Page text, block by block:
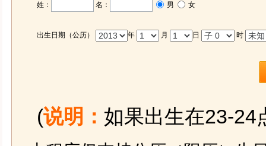
姓： 名： 男 女
出生日期（公历） 年 月 日 时
(说明： 如果出生在23-24